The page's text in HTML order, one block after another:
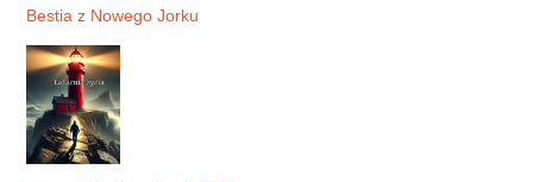
Bestia z Nowego Jorku